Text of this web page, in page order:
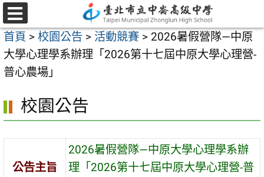
跳
至
主
要
內
區
選
單
首頁 > 校園公告 > 活動競賽 > 2026暑假營隊—中原
大學心理學系辦理「2026第十七屆中原大學心理營-
普心農場」
校園公告
公告主旨
2026暑假營隊—中原大學心理學系辦
理「2026第十七屆中原大學心理營-普